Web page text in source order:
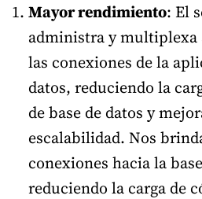
Mayor rendimiento: El
administra y
las conexiones de la
datos, reduciendo la
de base de datos y
escalabilidad. Nos
conexiones hacia la
reduciendo la carga de